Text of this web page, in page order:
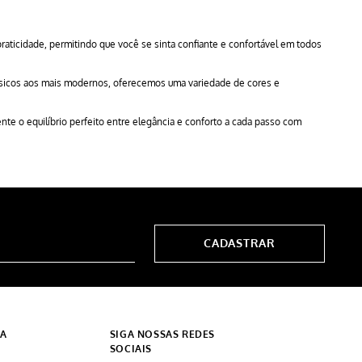
permitindo que você se sinta confiante e confortável em todos
aos mais modernos, oferecemos uma variedade de cores e
o equilíbrio perfeito entre elegância e conforto a cada passo com
CADASTRAR
SIGA NOSSAS REDES
SOCIAIS